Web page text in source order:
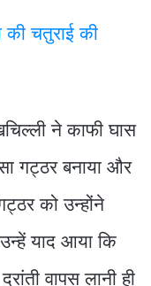
की चतुराई की
ने काफी घास
गट्ठर बनाया और
को उन्होंने
याद आया कि
वापस लानी ही